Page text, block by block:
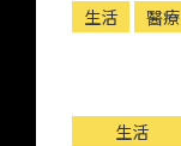
生活 醫療
生活